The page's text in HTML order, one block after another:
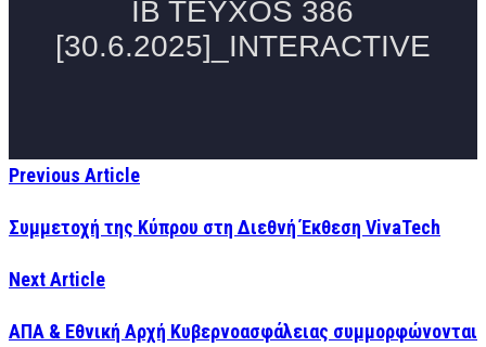
Previous Article
Συμμετοχή της Κύπρου στη Διεθνή Έκθεση VivaTech
Next Article
ΑΠΑ & Εθνική Αρχή Κυβερνοασφάλειας συμμορφώνονται